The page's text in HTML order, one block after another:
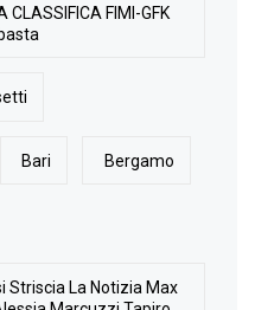
FIMI-GFK
Bari Bergamo
Striscia La Notizia Max